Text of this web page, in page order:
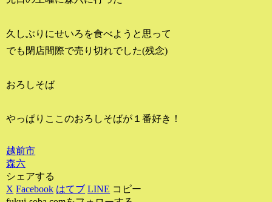
久しぶりにせいろを食べようと思って
でも閉店間際で売り切れでした(残念)
おろしそば
やっぱりここのおろしそばが１番好き！
越前市
森六
シェアする
X Facebook はてブ LINE コピー